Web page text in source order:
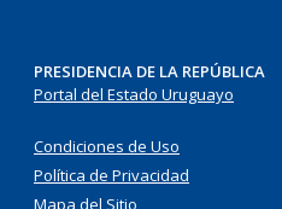
PRESIDENCIA DE LA REPÚBLICA
Portal del Estado Uruguayo
Condiciones de Uso
Política de Privacidad
Mapa del Sitio